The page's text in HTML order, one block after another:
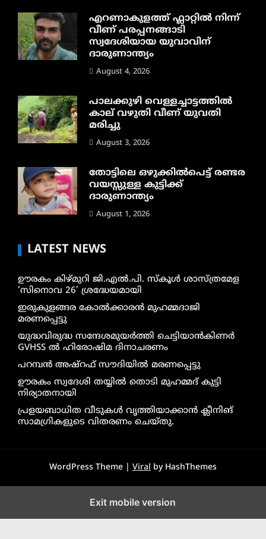
എറണാകുളത്ത് ഫ്ലാറ്റിൽ നിന്ന്
വീണ് പരപ്പനങ്ങാടി
സ്വദേശിയായ യുവാവിന്
ദാരുണാന്ത്യം
August 4, 2026
പാലക്കുഴി വെള്ളച്ചാട്ടത്തില്‍
കാല് വഴുതി വീണ് യുവതി
മരിച്ചു
August 3, 2026
തോട്ടിലെ ഒഴുക്കിൽപെട്ട് രണ്ടര
വയസ്സുള്ള കുട്ടിക്ക്
ദാരുണാന്ത്യം
August 1, 2026
LATEST NEWS
ഊരകം കിഴ്മുറി ജി.എൽ.പി. സ്കൂൾ ശാസ്ത്രമേള
‘സിനൊവ 26’ ശ്രദ്ധേയമായി
ഇരുകുളങ്ങര കോൽക്കാരൻ മുഹമ്മദാജി
മരണപ്പെട്ടു
യുദ്ധവിരുദ്ധ സന്ദേശമുയർത്തി ചെട്ടിയാൻകിണർ
GVHSS ൽ ഹിരോഷിമ ദിനാചരണം
പറമ്പൻ അഷ്‌റഫ് സൗദിയിൽ മരണപ്പെട്ടു
ഊരകം സ്വദേശി തയ്യിൽ തൊടി മുഹമ്മദ് കുട്ടി
നിര്യാതനായി
പ്രളയബാധിത വീടുകൾ വൃത്തിയാക്കാൻ ക്ലീനിങ്
സാമഗ്രികളുടെ വിതരണം ചെയ്തു.
WordPress Theme | Viral by HashThemes
Exit mobile version